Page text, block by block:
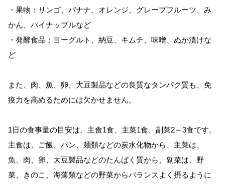
・果物：リンゴ、バナナ、オレンジ、グレープフルーツ、み
かん、パイナップルなど
・発酵食品：ヨーグルト、納豆、キムチ、味噌、ぬか漬けな
ど
また、肉、魚、卵、大豆製品などの良質なタンパク質も、免
疫力を高めるためには欠かせません。
1日の食事量の目安は、主食1食、主菜1食、副菜2～3食です。
主食は、ご飯、パン、麺類などの炭水化物から、主菜は、
魚、肉、卵、大豆製品などのたんぱく質から、副菜は、野
菜、きのこ、海藻類などの野菜からバランスよく摂るように